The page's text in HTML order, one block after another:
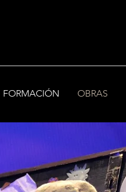
FORMACIÓN OBRAS